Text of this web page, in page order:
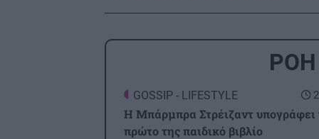
ΡΟΗ
GOSSIP - LIFESTYLE
Η Μπάρμπρα Στρέιζαντ υπογράφει
πρώτο της παιδικό βιβλίο